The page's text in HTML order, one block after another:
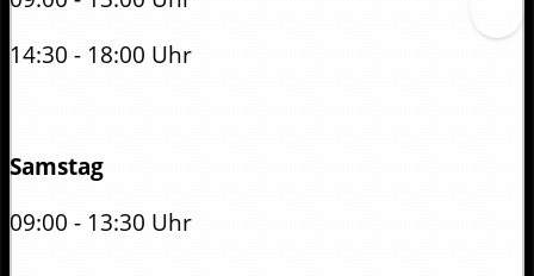
14:30 - 18:00 Uhr
Samstag
09:00 - 13:30 Uhr